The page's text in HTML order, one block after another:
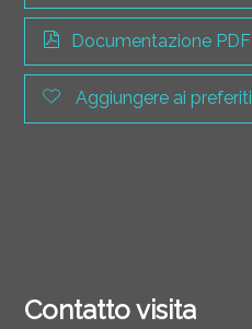
Documentazione PDF
Aggiungere ai preferiti
Contatto visita